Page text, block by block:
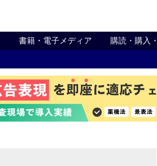
書籍・電子メディア 購読・購入